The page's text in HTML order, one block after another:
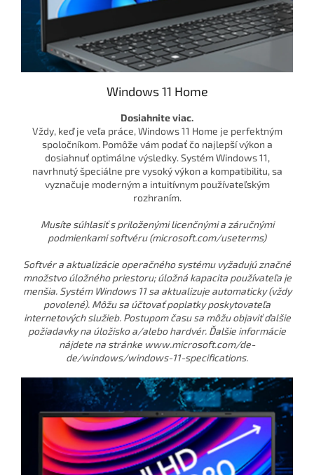
Windows 11 Home
Dosiahnite viac.
Vždy, keď je veľa práce, Windows 11 Home je perfektným
spoločníkom. Pomôže vám podať čo najlepší výkon a
dosiahnuť optimálne výsledky. Systém Windows 11,
navrhnutý špeciálne pre vysoký výkon a kompatibilitu, sa
vyznačuje moderným a intuitívnym používateľským
rozhraním.
Musíte súhlasiť s priloženými licenčnými a záručnými
podmienkami softvéru (microsoft.com/useterms)
Softvér a aktualizácie operačného systému vyžadujú značné
množstvo úložného priestoru; úložná kapacita používateľa je
menšia. Systém Windows 11 sa aktualizuje automaticky (vždy
povolené). Môžu sa účtovať poplatky poskytovateľa
internetových služieb. Postupom času sa môžu objaviť ďalšie
požiadavky na úložisko a/alebo hardvér. Ďalšie informácie
nájdete na stránke www.microsoft.com/de-
de/windows/windows-11-specifications.